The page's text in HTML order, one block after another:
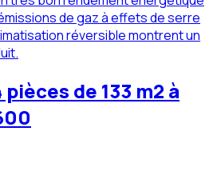
de gaz à effets de serre
réversible montrent un
de 133 m2 à